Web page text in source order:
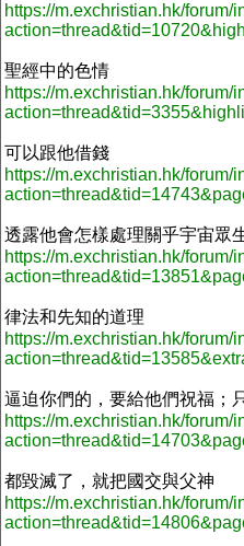
https://m.exchristian.hk/forum/
聖經中的色情
https://m.exchristian.hk/forum/
可以跟他借錢
https://m.exchristian.hk/forum/
透露他會怎樣處理關乎宇宙眾
https://m.exchristian.hk/forum/
律法和先知的道理
https://m.exchristian.hk/forum/
逼迫你們的，要給他們祝福；
https://m.exchristian.hk/forum/
都毀滅了，就把國交與父神
https://m.exchristian.hk/forum/